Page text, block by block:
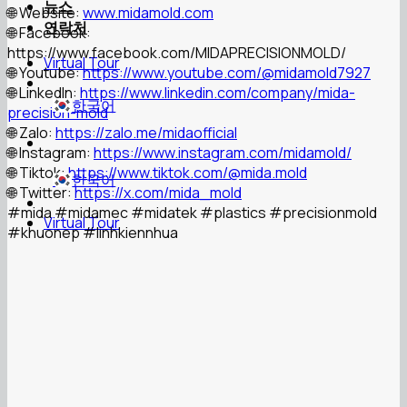
뉴스
연락처
Virtual Tour
한국어
한국어
Virtual Tour
🌐 Website: www.midamold.com
🌐 Facebook:
https://www.facebook.com/MIDAPRECISIONMOLD/
🌐 Youtube:https://www.youtube.com/@midamold7927
🌐 LinkedIn: https://www.linkedin.com/company/mida-
precision-mold
🌐 Zalo: https://zalo.me/midaofficial
🌐 Instagram: https://www.instagram.com/midamold/
🌐 Tiktok:https://www.tiktok.com/@mida.mold
🌐 Twitter:https://x.com/mida_mold
#mida#midamec#midatek#plastics #precisionmold
#khuonep#linhkiennhua